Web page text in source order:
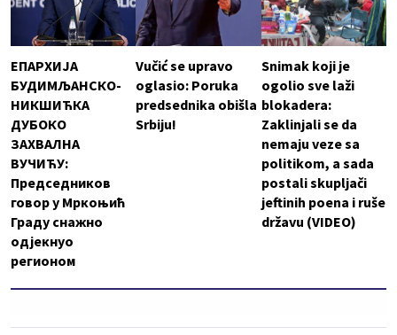
ЕПАРХИЈА
БУДИМЉАНСКО-
НИКШИЋКА
ДУБОКО
ЗАХВАЛНА
ВУЧИЋУ:
Председников
говор у Мркоњић
Граду снажно
одјекнуо
регионом
Vučić se upravo
oglasio: Poruka
predsednika obišla
Srbiju!
Snimak koji je
ogolio sve laži
blokadera:
Zaklinjali se da
nemaju veze sa
politikom, a sada
postali skupljači
jeftinih poena i ruše
državu (VIDEO)